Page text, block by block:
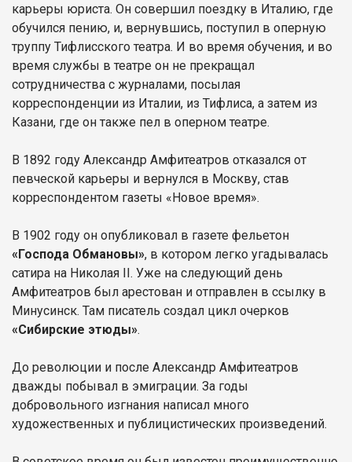
карьеры юриста. Он совершил поездку в Италию, где
обучился пению, и, вернувшись, поступил в оперную
труппу Тифлисского театра. И во время обучения, и во
время службы в театре он не прекращал
сотрудничества с журналами, посылая
корреспонденции из Италии, из Тифлиса, а затем из
Казани, где он также пел в оперном театре.
В 1892 году Александр Амфитеатров отказался от
певческой карьеры и вернулся в Москву, став
корреспондентом газеты «Новое время».
В 1902 году он опубликовал в газете фельетон
«Господа Обмановы», в котором легко угадывалась
сатира на Николая II. Уже на следующий день
Амфитеатров был арестован и отправлен в ссылку в
Минусинск. Там писатель создал цикл очерков
«Сибирские этюды».
До революции и после Александр Амфитеатров
дважды побывал в эмиграции. За годы
добровольного изгнания написал много
художественных и публицистических произведений.